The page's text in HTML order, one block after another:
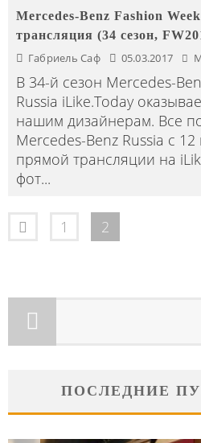
Mercedes-Benz Fashion
трансляция (34 сезон,
Габриель Саф 05.03.2017
В 34-й сезон Mercedes-
Russia iLike.Today
нашим дизайнерам. Все
Mercedes-Benz Russia с
прямой трансляции на
фот...
1 2
ПОСЛЕДНИЕ